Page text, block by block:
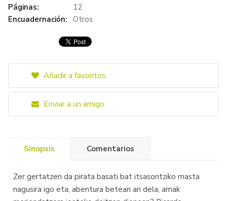
Páginas:
12
Encuadernación: Otros
Añadir a favoritos
Enviar a un amigo
Sinopsis Comentarios
Zer gertatzen da pirata basati bat itsasontziko masta
nagusira igo eta, abentura betean ari dela, amak